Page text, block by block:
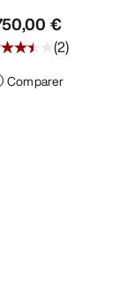
€
(2)
Comparer